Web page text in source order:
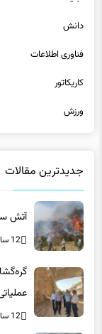
دانش
فناوری اطلاعات
کاریکاتور
ورزش
جدیدترین مقالات
آتش سوزی ۱۱۶هکتار
12 ساعت پیش
12 ساعت پیش